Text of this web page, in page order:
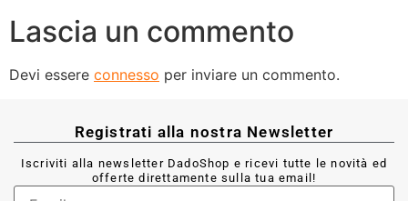
Lascia un commento
Devi essere connesso per inviare un commento.
Registrati alla nostra Newsletter
Iscriviti alla newsletter DadoShop e ricevi tutte le novità ed
offerte direttamente sulla tua email!